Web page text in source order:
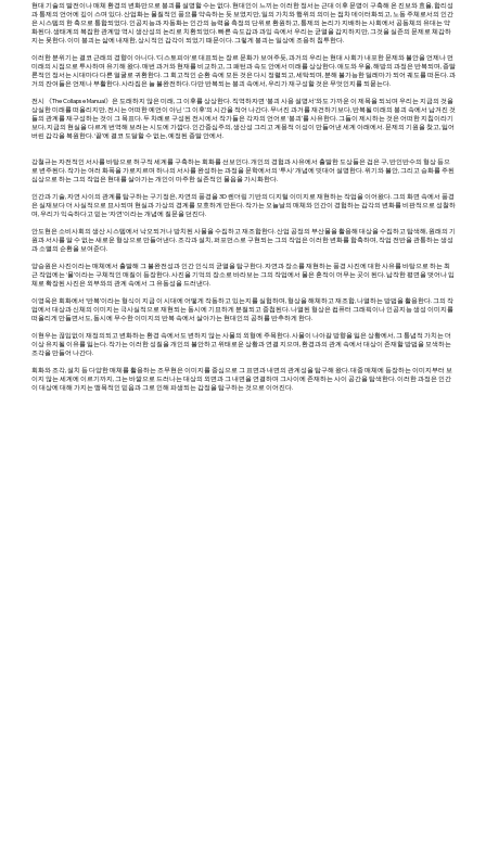
현대 기술의 발전이나 매체 환경의 변화만으로 붕괴를 설명할 수는 없다. 현대인이 느끼는 이러한 정서는 근대 이후 문명이 구축해 온 진보와 효율, 합리성
과 통제의 언어에 깊이 스며 있다. 산업화는 물질적인 풍요를 약속하는 듯 보였지만, 일의 가치와 행위의 의미는 점차 데이터화되고, 노동 주체로서의 인간
은 시스템의 한 축으로 통합되었다. 인공지능과 자동화는 인간의 능력을 측정의 단위로 환원하고, 통제의 논리가 지배하는 사회에서 공동체의 유대는 약
화된다. 생태계의 복잡한 관계망 역시 생산성의 논리로 치환되었다. 빠른 속도감과 과잉 속에서 우리는 균열을 감지하지만, 그것을 실존의 문제로 체감하
지는 못한다. 이미 붕괴는 삶에 내재한, 상시적인 감각이 되었기 때문이다. 그렇게 붕괴는 일상에 조용히 침투한다.
이러한 분위기는 결코 근래의 경향이 아니다. ‘디스토피아’로 대표되는 장르 문화가 보여주듯, 과거의 우리는 현대 사회가 내포한 문제와 불안을 언제나 먼
미래의 시점으로 투사하며 유기해 왔다. 매번 과거와 현재를 비교하고, 그 패턴과 속도 안에서 미래를 상상한다. 애도와 우울, 해방의 과정은 반복되며, 종말
론적인 정서는 시대마다 다른 얼굴로 귀환한다. 그 회고적인 순환 속에 모든 것은 다시 정렬되고, 세탁되며, 분해 불가능한 딜레마가 되어 궤도를 떠돈다. 과
거의 잔여들은 언제나 부활한다. 사라짐은 늘 불완전하다. 다만 반복되는 붕괴 속에서, 우리가 재구성할 것은 무엇인지를 되묻는다.
전시 《The Collapse Manual》은 도래하지 않은 미래, 그 이후를 상상한다. 직역하자면 ‘붕괴 사용 설명서’와도 가까운 이 제목을 되뇌며 우리는 지금의 것을
상실한 미래를 떠올리지만, 전시는 어떠한 예언이 아닌 ‘그 이후’의 시간을 적어 나간다. 무너진 과거를 재건하기보다, 반복될 미래의 붕괴 속에서 남겨진 것
들의 관계를 재구성하는 것이 그 목표다. 두 차례로 구성된 전시에서 작가들은 각자의 언어로 ‘붕괴’를 사유한다. 그들이 제시하는 것은 어떠한 지침이라기
보다, 지금의 현실을 다르게 번역해 보려는 시도에 가깝다. 인간중심주의, 생산성 그리고 계몽적 이성이 만들어낸 세계 아래에서. 문제의 기원을 찾고, 잃어
버린 감각을 복원한다. ‘끝’에 결코 도달할 수 없는, 예정된 종말 안에서.
강철규는 자전적인 서사를 바탕으로 허구적 세계를 구축하는 회화를 선보인다. 개인의 경험과 사유에서 출발한 도상들은 검은 구, 반인반수의 형상 등으
로 변주된다. 작가는 여러 화폭을 가로지르며 하나의 서사를 완성하는 과정을 문학에서의 ‘투사’ 개념에 빗대어 설명한다. 위기와 불안, 그리고 승화를 주된
심상으로 하는 그의 작업은 현대를 살아가는 개인이 마주한 실존적인 물음을 가시화한다.
인간과 기술, 자연 사이의 관계를 탐구하는 구기정은, 자연의 풍경을 3D 렌더링 기반의 디지털 이미지로 재현하는 작업을 이어왔다. 그의 화면 속에서 풍경
은 실재보다 더 사실적으로 묘사되며 현실과 가상의 경계를 모호하게 만든다. 작가는 오늘날의 매체와 인간이 경험하는 감각의 변화를 비판적으로 성찰하
며, 우리가 익숙하다고 믿는 ‘자연’이라는 개념에 질문을 던진다.
안도현은 소비사회의 생산 시스템에서 낙오되거나 방치된 사물을 수집하고 재조합한다. 산업 공정의 부산물을 활용해 대상을 수집하고 탐색해, 원래의 기
원과 서사를 알 수 없는 새로운 형상으로 만들어낸다. 조각과 설치, 퍼포먼스로 구현되는 그의 작업은 이러한 변화를 함축하며, 작업 전반을 관통하는 생성
과 소멸의 순환을 보여준다.
양승원은 사진이라는 매체에서 출발해 그 불완전성과 인간 인식의 균열을 탐구한다. 자연과 장소를 재현하는 풍경 사진에 대한 사유를 바탕으로 하는 최
근 작업에는 ‘물’이라는 구체적인 매질이 등장한다. 사진을 기억의 장소로 바라보는 그의 작업에서 물은 흔적이 머무는 곳이 된다. 납작한 평면을 벗어나 입
체로 확장된 사진은 외부와의 관계 속에서 그 유동성을 드러낸다.
이영욱은 회화에서 ‘반복’이라는 형식이 지금 이 시대에 어떻게 작동하고 있는지를 실험하며, 형상을 해체하고 재조합, 나열하는 방법을 활용한다. 그의 작
업에서 대상과 신체의 이미지는 극사실적으로 재현되는 동시에 기묘하게 분절되고 중첩된다. 나열된 형상은 컴퓨터 그래픽이나 인공지능 생성 이미지를
떠올리게 만들면서도, 동시에 무수한 이미지의 반복 속에서 살아가는 현대인의 공허를 반추하게 한다.
이현우는 끊임없이 재정의되고 변화하는 환경 속에서도 변하지 않는 사물의 외형에 주목한다. 사물이 나아갈 방향을 잃은 상황에서, 그 통념적 가치는 더
이상 유지될 이유를 잃는다. 작가는 이러한 성질을 개인의 불안하고 위태로운 상황과 연결 지으며, 환경과의 관계 속에서 대상이 존재할 방법을 모색하는
조각을 만들어 나간다.
회화와 조각, 설치 등 다양한 매체를 활용하는 조무현은 이미지를 중심으로 그 표면과 내면의 관계성을 탐구해 왔다. 대중 매체에 등장하는 이미지부터 보
이지 않는 세계에 이르기까지, 그는 바깥으로 드러나는 대상의 외면과 그 내면을 연결하며 그사이에 존재하는 사이 공간을 탐색한다. 이러한 과정은 인간
이 대상에 대해 가지는 맹목적인 믿음과 그로 인해 파생되는 감정을 탐구하는 것으로 이어진다.